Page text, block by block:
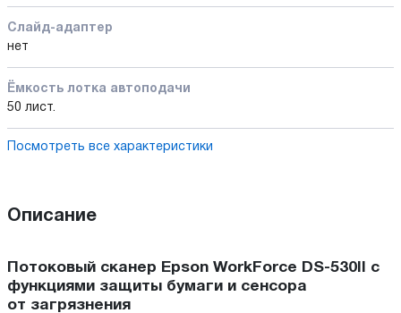
Слайд-адаптер
нет
Ёмкость лотка автоподачи
50 лист.
Посмотреть все характеристики
Описание
Потоковый сканер Epson WorkForce DS-530II с
функциями защиты бумаги и сенсора
от загрязнения